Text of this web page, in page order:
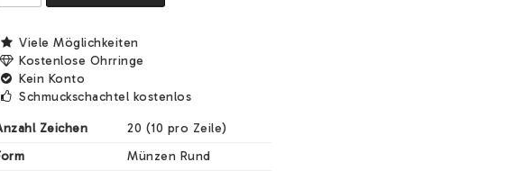
Viele Möglichkeiten
Kostenlose Ohrringe
Kein Konto
Schmuckschachtel kostenlos
Zeichen
20 (10 pro Zeile)
Münzen Rund